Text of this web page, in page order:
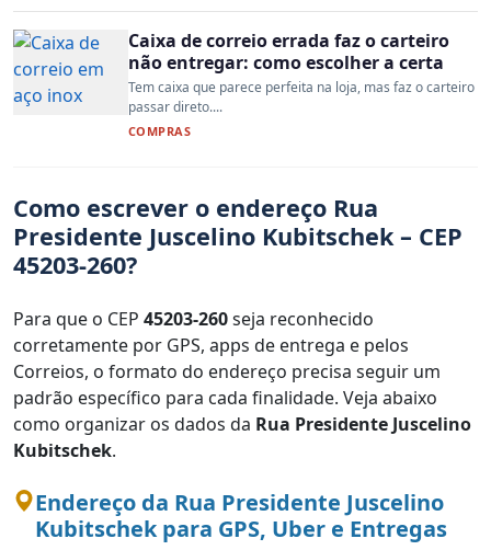
Caixa de correio errada faz o carteiro
não entregar: como escolher a certa
Tem caixa que parece perfeita na loja, mas faz o carteiro
passar direto....
COMPRAS
Como escrever o endereço Rua
Presidente Juscelino Kubitschek – CEP
45203-260?
Para que o CEP 45203-260seja reconhecido
corretamente por GPS, apps de entrega e pelos
Correios, o formato do endereço precisa seguir um
padrão específico para cada finalidade. Veja abaixo
como organizar os dados da Rua Presidente Juscelino
Kubitschek.
Endereço da Rua Presidente Juscelino
Kubitschek para GPS, Uber e Entregas